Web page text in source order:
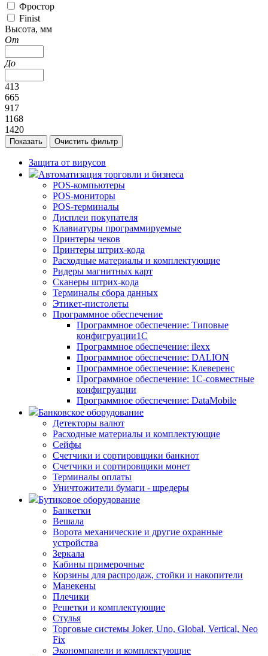
Фростор
Finist
Высота, мм
От
До
413
665
917
1168
1420
Защита от вирусов
Автоматизация торговли и бизнеса
POS-компьютеры
POS-мониторы
POS-терминалы
Дисплеи покупателя
Клавиатуры программируемые
Принтеры чеков
Принтеры штрих-кода
Расходные материалы и комплектующие
Ридеры магнитных карт
Сканеры штрих-кода
Терминалы сбора данных
Этикет-пистолеты
Программное обеспечение
Программное обеспечение: Типовые
конфигруации1С
Программное обеспечение: ilexx
Программное обеспечение: DALION
Программное обеспечение: Клеверенс
Программное обеспечение: 1С-совместные
конфигруации
Программное обеспечение: DataMobile
Банковское оборудование
Детекторы валют
Расходные материалы и комплектующие
Сейфы
Счетчики и сортировщики банкнот
Счетчики и сортировщики монет
Терминалы оплаты
Уничтожители бумаги - шредеры
Бутиковое оборудование
Банкетки
Вешала
Ворота механические и другие охранные
устройства
Зеркала
Кабины примерочные
Корзины для распродаж, стойки и накопители
Манекены
Плечики
Решетки и комплектующие
Стулья
Торговые системы Joker, Uno, Global, Vertical, Neo
Fix
Экономпанели и комплектующие